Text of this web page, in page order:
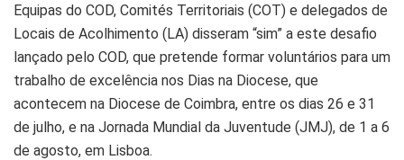
Equipas do COD, Comités Territoriais (COT) e delegados de
Locais de Acolhimento (LA) disseram “sim” a este desafio
lançado pelo COD, que pretende formar voluntários para um
trabalho de excelência nos Dias na Diocese, que
acontecem na Diocese de Coimbra, entre os dias 26 e 31
de julho, e na Jornada Mundial da Juventude (JMJ), de 1 a 6
de agosto, em Lisboa.